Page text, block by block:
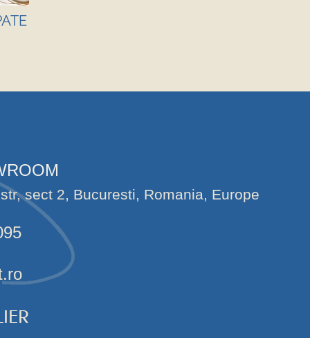
sect 2, Bucuresti, Romania, Europe